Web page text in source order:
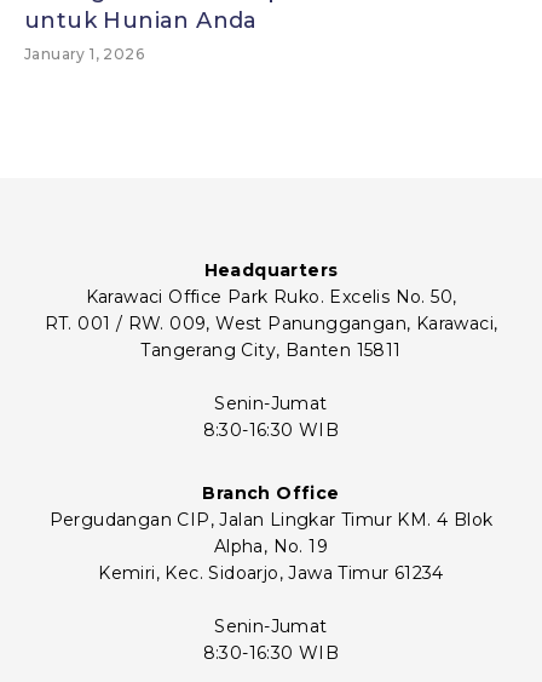
untuk Hunian Anda
January 1, 2026
Headquarters
Karawaci Office Park Ruko. Excelis No. 50,
RT. 001 / RW. 009, West Panunggangan, Karawaci,
Tangerang City, Banten 15811
Senin-Jumat
8:30-16:30 WIB
Branch Office
Pergudangan CIP, Jalan Lingkar Timur KM. 4 Blok
Alpha, No. 19
Kemiri, Kec. Sidoarjo, Jawa Timur 61234
Senin-Jumat
8:30-16:30 WIB